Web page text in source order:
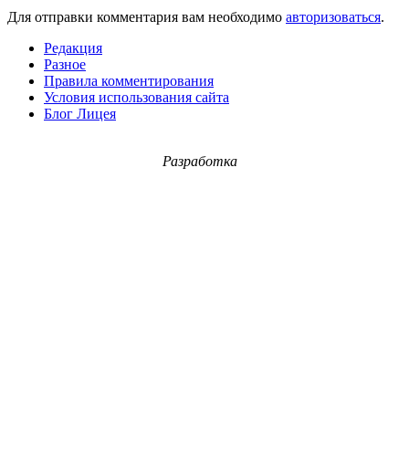
Для отправки комментария вам необходимо авторизоваться.
Редакция
Разное
Правила комментирования
Условия использования сайта
Блог Лицея
Разработка